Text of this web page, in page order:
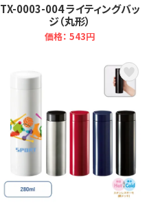
TX-0003-004 ライティングバッ
ジ（丸形）
価格： 543円